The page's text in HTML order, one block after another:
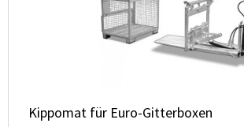
Kippomat für Euro-Gitterboxen